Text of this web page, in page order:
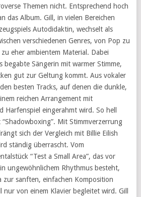
Themen nicht. Entsprechend hoch
das Album. Gill, in vielen Bereichen
Autodidaktin, wechselt als
verschiedenen Genres, von Pop zu
eher ambientem Material. Dabei
begabte Sängerin mit warmer Stimme,
gut zur Geltung kommt. Aus vokaler
besten Tracks, auf denen die dunkle,
reichen Arrangement mit
Harfenspiel eingerahmt wird. So hell
“Shadowboxing”. Mit Stimmverzerrung
sich der Vergleich mit Billie Eilish
ständig überrascht. Vom
“Test a Small Area”, das vor
ungewöhnlichem Rhythmus besteht,
zur sanften, einfachen Komposition
nur von einem Klavier begleitet wird. Gill